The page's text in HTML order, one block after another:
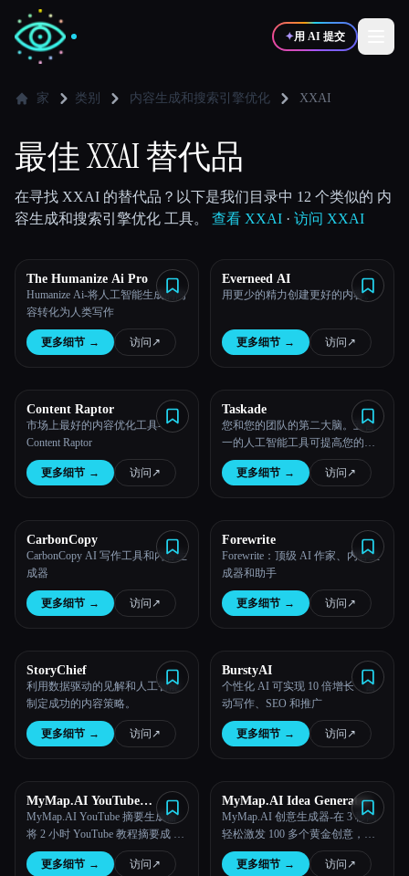
✦用 AI 提交
💻开发者 📈营销
博客
所有分类
关于
Esc
家 类别 内容生成和搜索引擎优化 XXAI
最佳 XXAI 替代品
在寻找 XXAI 的替代品？以下是我们目录中 12 个类似的 内
容生成和搜索引擎优化 工具。 查看 XXAI · 访问 XXAI
The Humanize Ai Pro
Humanize Ai-将人工智能生成的内
容转化为人类写作
更多细节 → 访问 ↗︎
Everneed AI
用更少的精力创建更好的内容。
更多细节 → 访问 ↗︎
Content Raptor
市场上最好的内容优化工具-
Content Raptor
更多细节 → 访问 ↗︎
Taskade
您和您的团队的第二大脑。五合
一的人工智能工具可提高您的团
队生产力。借助 Taskade，您的所
有工作都可以在一个统一的工作
更多细节 → 访问 ↗︎
CarbonCopy
CarbonCopy AI 写作工具和内容生
成器
更多细节 → 访问 ↗︎
Forewrite
Forewrite：顶级 AI 作家、内容生
成器和助手
更多细节 → 访问 ↗︎
StoryChief
利用数据驱动的见解和人工智能
制定成功的内容策略。
更多细节 → 访问 ↗︎
BurstyAI
个性化 AI 可实现 10 倍增长：自
动写作、SEO 和推广
更多细节 → 访问 ↗︎
MyMap.AI YouTube
Summarizer
MyMap.AI YouTube 摘要生成器-
将 2 小时 YouTube 教程摘要成 2
分钟的概述，在线学习速度提高
了 60 倍。
更多细节 → 访问 ↗︎
MyMap.AI Idea Generator
MyMap.AI 创意生成器-在 3 秒内
轻松激发 100 多个黄金创意，最
适合集思广益和内容创作
更多细节 → 访问 ↗︎